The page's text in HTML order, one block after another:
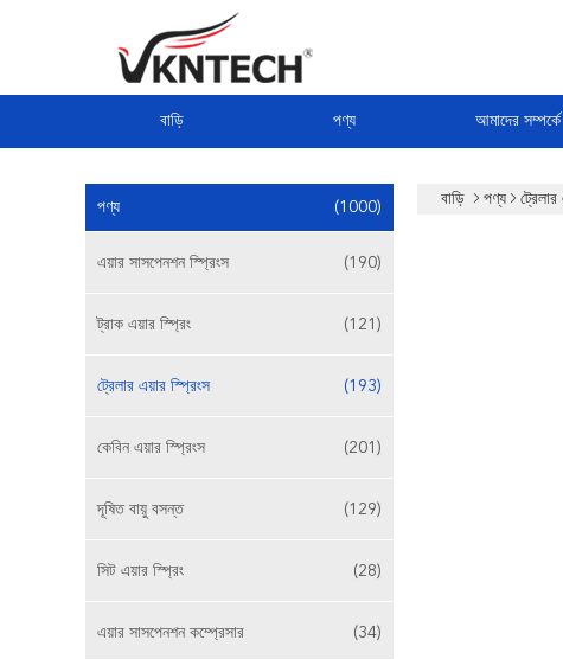
বাড়ি পণ্য আমাদের সম্পর্কে
পণ্য (1000)
এয়ার সাসপেনশন স্প্রিংস (190)
ট্রাক এয়ার স্প্রিং (121)
ট্রেলার এয়ার স্প্রিংস (193)
কেবিন এয়ার স্প্রিংস (201)
দূষিত বায়ু বসন্ত (129)
সিট এয়ার স্প্রিং (28)
এয়ার সাসপেনশন কম্প্রেসার (34)
বাড়ি পণ্য